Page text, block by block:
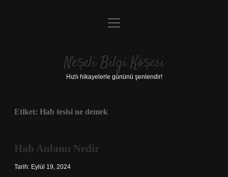
Anasayfa
Yasal Uyarı
menüyü
Neşeli Bilgi Köşesi
Hızlı hikayelerle gününü şenlendir!
Etiket: Hab tesisi ne demek
Hab Anlamı Nedir
Tarih: Eylül 19, 2024